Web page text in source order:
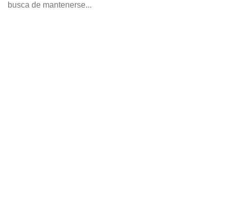
busca de mantenerse...